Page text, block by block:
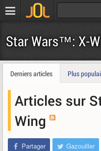
Star Wars™: X-
Derniers articles Plus
Articles sur
Wing
Partager Gazouiller